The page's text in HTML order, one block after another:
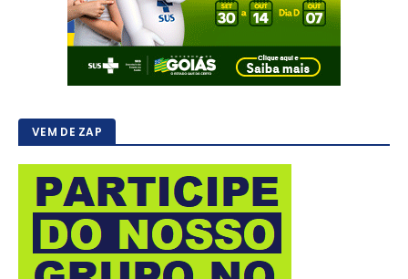
VEM DE ZAP